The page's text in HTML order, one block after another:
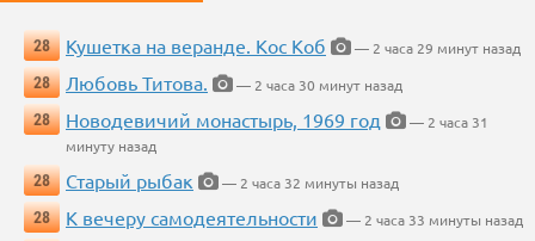
28 Кушетка на веранде. Кос Коб
— 2 часа 29 минут назад
28
Любовь Титова.
— 2 часа 30 минут назад
28
Новодевичий монастырь, 1969 год
— 2 часа 31
минуту назад
28
Старый рыбак
— 2 часа 32 минуты назад
28
К вечеру самодеятельности
— 2 часа 33 минуты назад